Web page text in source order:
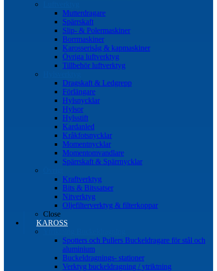
Mutterdragare
Spärrskaft
Slip- & Polermaskiner
Borrmaskiner
Karosserisåg & kapmaskiner
Övriga luftverktyg
Tillbehör luftverktyg
Dragskaft & Ledgrepp
Förlängare
Hylsnycklar
Hylsor
Hylsstift
Kardanled
Kråkfotsnycklar
Momentnycklar
Momentomvandlare
Spärrskaft & Spärrnycklar
Kraftverktyg
Bits & Bitssatser
Nitverktyg
Oljefilterverktyg & filterkoppar
Close
KAROSS
Spotters och Pullers Buckeldragare för stål och
aluminium
Buckeldragnings- stationer
Verktyg buckeldragning / ytriktning